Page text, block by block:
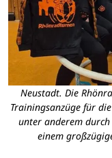
Neustadt. Die
Trainingsanzüge für
unter anderem
einem